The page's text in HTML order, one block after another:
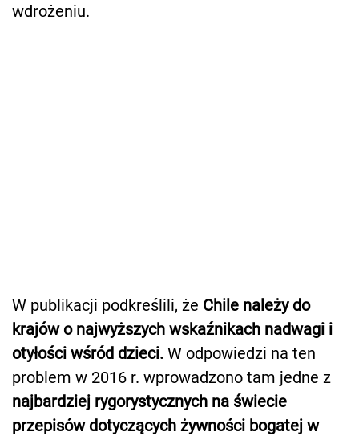
wdrożeniu.
W publikacji podkreślili, że Chile należy do
krajów o najwyższych wskaźnikach nadwagi i
otyłości wśród dzieci. W odpowiedzi na ten
problem w 2016 r. wprowadzono tam jedne z
najbardziej rygorystycznych na świecie
przepisów dotyczących żywności bogatej w